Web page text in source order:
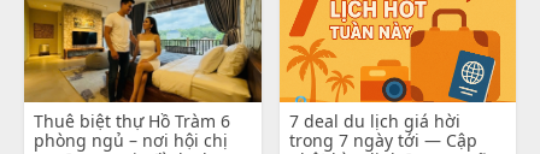
Thuê biệt thự Hồ Tràm 6
phòng ngủ – nơi hội chị
7 deal du lịch giá hời
trong 7 ngày tới — Cập